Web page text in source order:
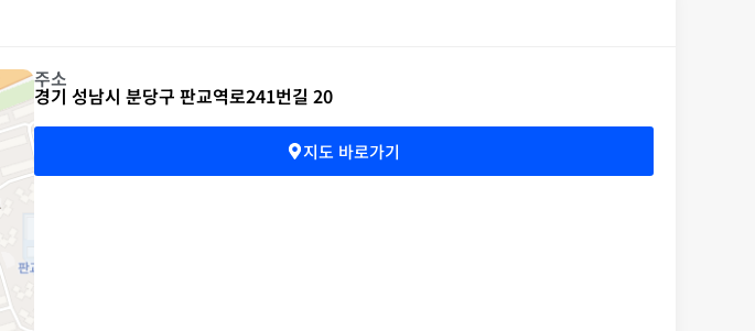
주소
경기 성남시 분당구 판교역로241번길 20
지도 바로가기